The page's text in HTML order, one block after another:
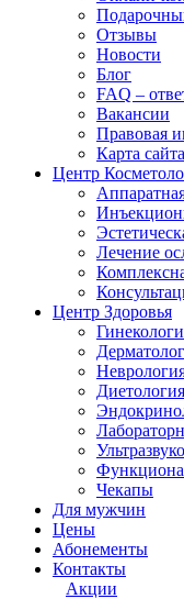
Отзывы
Новости
Блог
FAQ –
Вакансии
Правовая
Карта сайта
Центр
Лечение
Центр Здоровья
Диетология
Чекапы
Для мужчин
Цены
Абонементы
Контакты
Акции